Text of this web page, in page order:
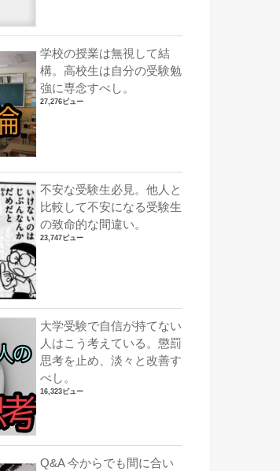
学校の授業は無視して結
構。高校生は自分の受験勉
強に専念すべし。
27,276ビュー
不安な受験生必見。他人と
比較して不安になる受験生
の致命的な間違い。
23,747ビュー
大学受験で自信が持てない
人はこう考えている。懲罰
思考を止め、淡々と改善す
べし。
16,323ビュー
Q&A 今からでも間に合い